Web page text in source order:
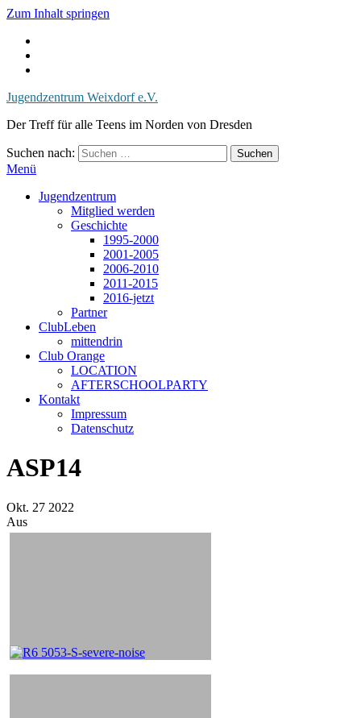
Zum Inhalt springen
Jugendzentrum Weixdorf e.V.
Der Treff für alle Teens im Norden von Dresden
Suchen nach:
Menü
Jugendzentrum
Mitglied werden
Geschichte
1995-2000
2001-2005
2006-2010
2011-2015
2016-jetzt
Partner
ClubLeben
mittendrin
Club Orange
LOCATION
AFTERSCHOOLPARTY
Kontakt
Impressum
Datenschutz
ASP14
Okt. 27 2022
Aus